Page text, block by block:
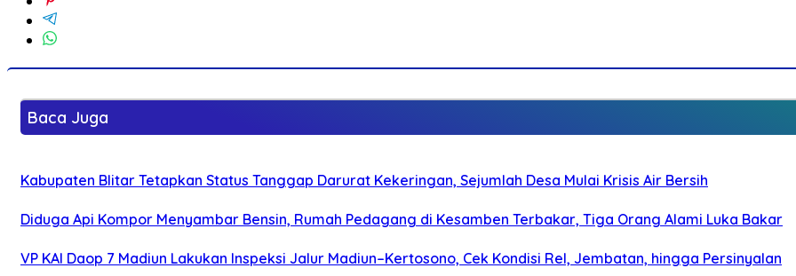
Baca Juga
Kabupaten Blitar Tetapkan Status Tanggap Darurat Kekeringan, Sejumlah Desa Mulai Krisis Air Bersih
Diduga Api Kompor Menyambar Bensin, Rumah Pedagang di Kesamben Terbakar, Tiga Orang Alami Luka Bakar
VP KAI Daop 7 Madiun Lakukan Inspeksi Jalur Madiun–Kertosono, Cek Kondisi Rel, Jembatan, hingga Persinyalan